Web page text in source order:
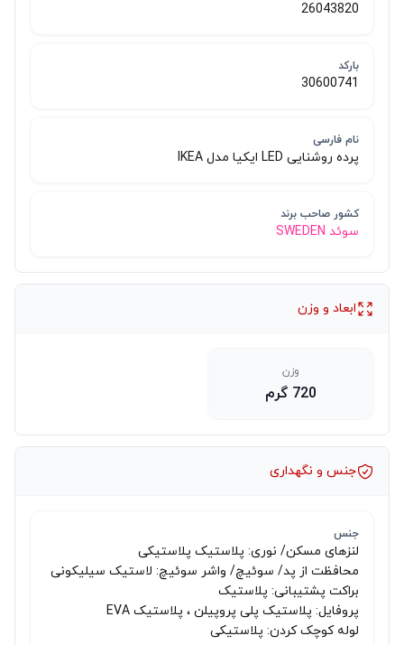
26043820
بارکد
30600741
نام فارسی
پرده روشنایی LED ایکیا مدل IKEA
کشور صاحب برند
سوئد SWEDEN
ابعاد و وزن
وزن
720 گرم
جنس و نگهداری
جنس
لنزهای مسکن/ نوری: پلاستیک پلاستیکی
محافظت از پد/ سوئیچ/ واشر سوئیچ: لاستیک سیلیکونی
براکت پشتیبانی: پلاستیک
پروفایل: پلاستیک پلی پروپیلن ، پلاستیک EVA
لوله کوچک کردن: پلاستیکی